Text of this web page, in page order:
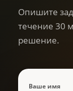
Опишите
течение 30
решение.
Ваше имя